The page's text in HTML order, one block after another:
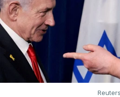
Reuters